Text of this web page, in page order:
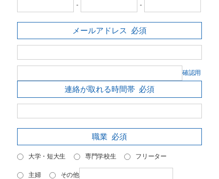
- -
メールアドレス 必須
確認用
連絡が取れる時間帯 必須
職業 必須
大学・短大生 専門学校生 フリーター
主婦 その他